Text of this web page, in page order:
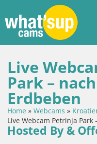
Live
Park –
Erdbeben
Home » Webcams »
Live Webcam Petrinja
Hosted By &